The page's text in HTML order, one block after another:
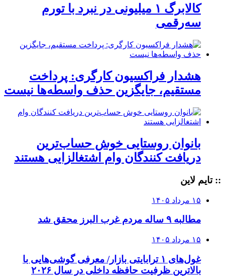
کالابرگ ۱ میلیونی در نبرد با تورم
سه‌رقمی
هشدار فراکسیون کارگری: پرداخت
مستقیم، جایگزین حذف واسطه‌ها نیست
بانوان روستایی خوش حساب‌ترین
دریافت کنندگان وام‌ اشتغالزایی هستند
:: تایم لاین
۱۵ مرداد ۱۴۰۵
مطالبه ۹ ساله مردم غرب البرز محقق شد
۱۵ مرداد ۱۴۰۵
غول‌های ۱ ترابایتی بازار/ معرفی گوشی‌هایی با
بالاترین ظرفیت حافظه داخلی در سال ۲۰۲۶